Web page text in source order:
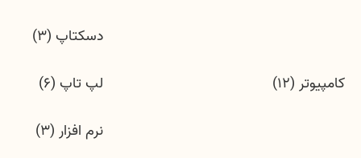
کامپیوتر (12)
دسکتاپ (3)
لپ تاپ (6)
نرم افزار (3)